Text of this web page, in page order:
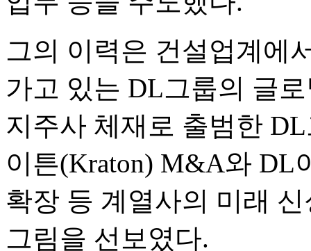
그의 이력은 건설업계에
가고 있는 DL그룹의 글
지주사 체재로 출범한
이튼(Kraton) M&A와 DL
확장 등 계열사의 미래
그림을 선보였다.